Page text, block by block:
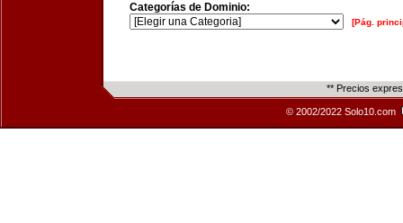
Categorías de Dominio:
[Pág.
** Precios
© 2002/2022 Solo10.com